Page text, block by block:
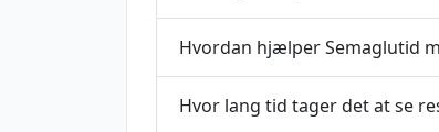
Hvordan hjælper Semaglutid
Hvor lang tid tager det at se